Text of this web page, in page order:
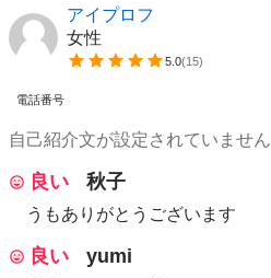
アイプロフ
女性
5.0(15)
電話番号
自己紹介文が設定されていません
良い 秋子
うもありがとうございます
良い yumi